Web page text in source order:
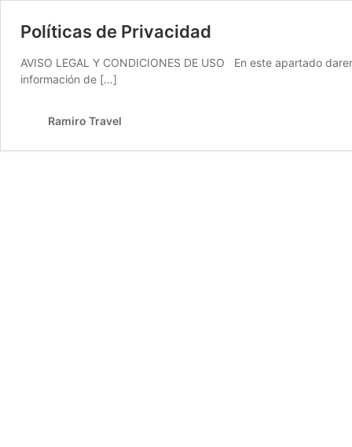
Políticas de Privacidad
AVISO LEGAL Y CONDICIONES DE USO En este apartado
información de […]
Ramiro Travel